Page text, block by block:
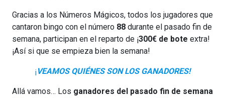
Gracias a los Números Mágicos, todos los jugadores que
cantaron bingo con el número 88 durante el pasado fin de
semana, participan en el reparto de ¡300€ de bote extra!
¡Así si que se empieza bien la semana!
¡VEAMOS QUIÉNES SON LOS GANADORES!
Allá vamos… Los ganadores del pasado fin de semana